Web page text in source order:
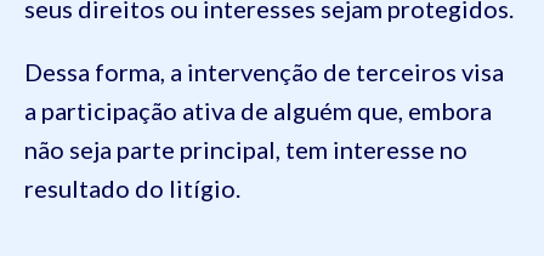
seus direitos ou interesses sejam protegidos.
Dessa forma, a intervenção de terceiros visa
a participação ativa de alguém que, embora
não seja parte principal, tem interesse no
resultado do litígio.